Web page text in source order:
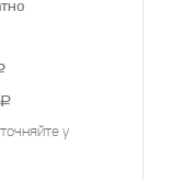
a
у